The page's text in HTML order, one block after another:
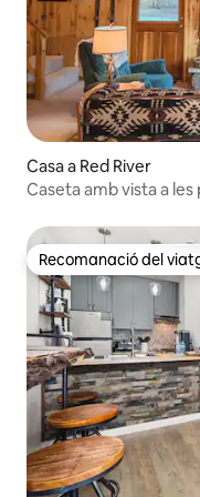
Casa a Red River
Caseta amb vista a
Recomanació del
Recomanació del